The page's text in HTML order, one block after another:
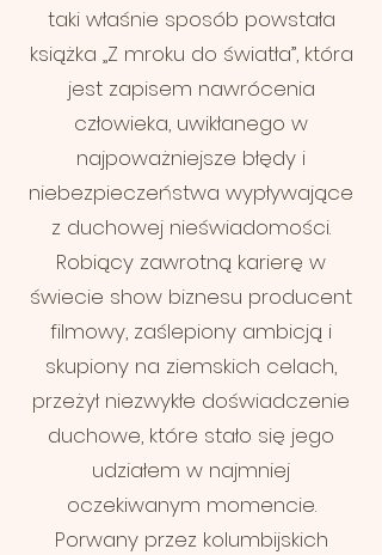
taki właśnie sposób powstała
książka „Z mroku do światła”, która
jest zapisem nawrócenia
człowieka, uwikłanego w
najpoważniejsze błędy i
niebezpieczeństwa wypływające
z duchowej nieświadomości.
Robiący zawrotną karierę w
świecie show biznesu producent
filmowy, zaślepiony ambicją i
skupiony na ziemskich celach,
przeżył niezwykłe doświadczenie
duchowe, które stało się jego
udziałem w najmniej
oczekiwanym momencie.
Porwany przez kolumbijskich